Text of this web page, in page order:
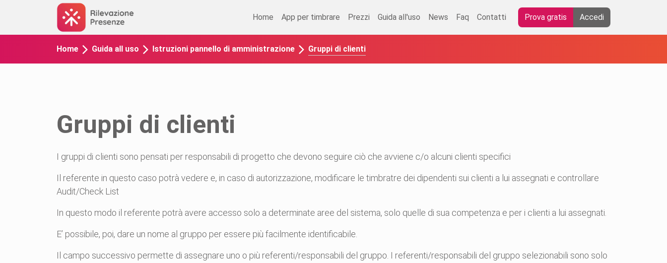
Home App per timbrare Prezzi Guida all'uso News Faq Contatti Prova gratis Accedi
Home Guida all uso Istruzioni pannello di amministrazione Gruppi di clienti
Gruppi di clienti
I gruppi di clienti sono pensati per responsabili di progetto che devono seguire ciò che avviene c/o alcuni clienti specifici
Il referente in questo caso potrà vedere e, in caso di autorizzazione, modificare le timbratre dei dipendenti sui clienti a lui assegnati e controllare
Audit/Check List
In questo modo il referente potrà avere accesso solo a determinate aree del sistema, solo quelle di sua competenza e per i clienti a lui assegnati.
E’ possibile, poi, dare un nome al gruppo per essere più facilmente identificabile.
Il campo successivo permette di assegnare uno o più referenti/responsabili del gruppo. I referenti/responsabili del gruppo selezionabili sono solo